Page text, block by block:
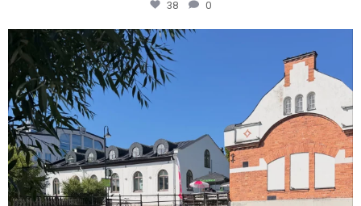
38
0
centrumfastigheter
Jul 28